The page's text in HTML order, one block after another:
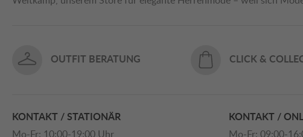
OUTFIT BERATUNG CLICK &
KONTAKT / STATIONÄR
Mo-Fr: 10:00-19:00 Uhr
KONTAKT /
Mo-Fr: 09:00-